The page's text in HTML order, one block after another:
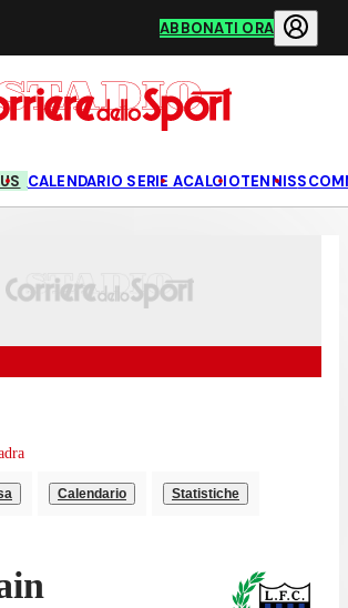
ABBONATI ORA
CALENDARIO SERIE ACALCIOTENNIS
Calendario Statistiche